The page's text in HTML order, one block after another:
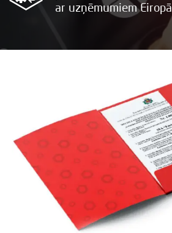
ar uzņēmumiem Eiropā